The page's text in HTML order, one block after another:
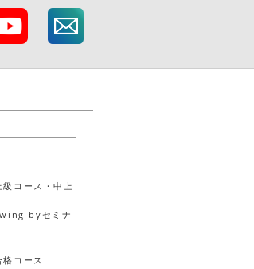
コース・中上
byセミナ
コース